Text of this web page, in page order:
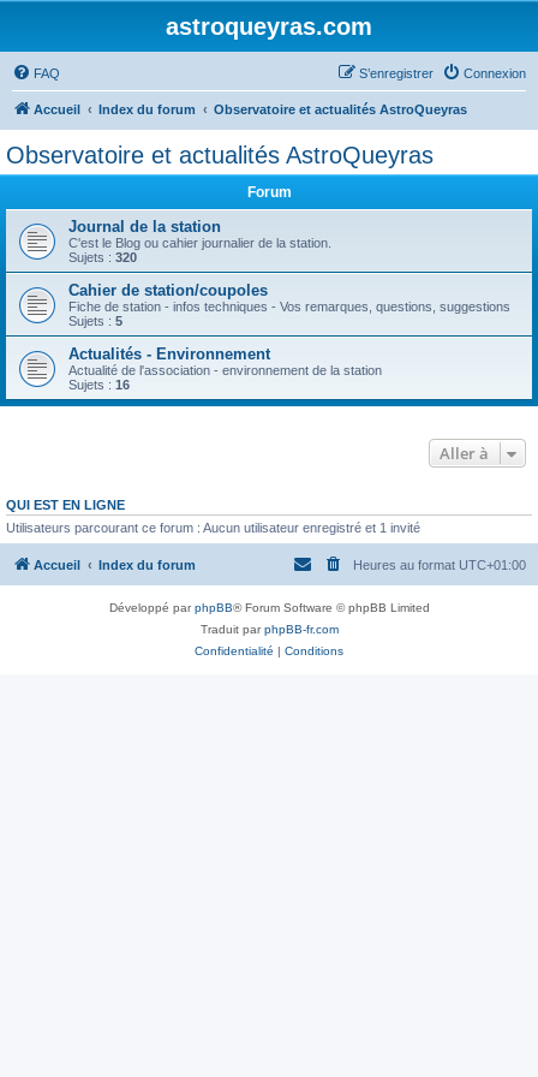
astroqueyras.com
FAQ Connexion
S’enregistrer
Accueil Index du forum Observatoire et actualités AstroQueyras
Observatoire et actualités AstroQueyras
Forum
Journal de la station
C'est le Blog ou cahier journalier de la station.
Sujets : 320
Cahier de station/coupoles
Fiche de station - infos techniques - Vos remarques, questions, suggestions
Sujets : 5
Actualités - Environnement
Actualité de l'association - environnement de la station
Sujets : 16
Aller à
QUI EST EN LIGNE
Utilisateurs parcourant ce forum : Aucun utilisateur enregistré et 1 invité
Accueil Index du forum Heures au format UTC+01:00
Développé parphpBB® Forum Software © phpBB Limited
Traduit parphpBB-fr.com
Confidentialité | Conditions